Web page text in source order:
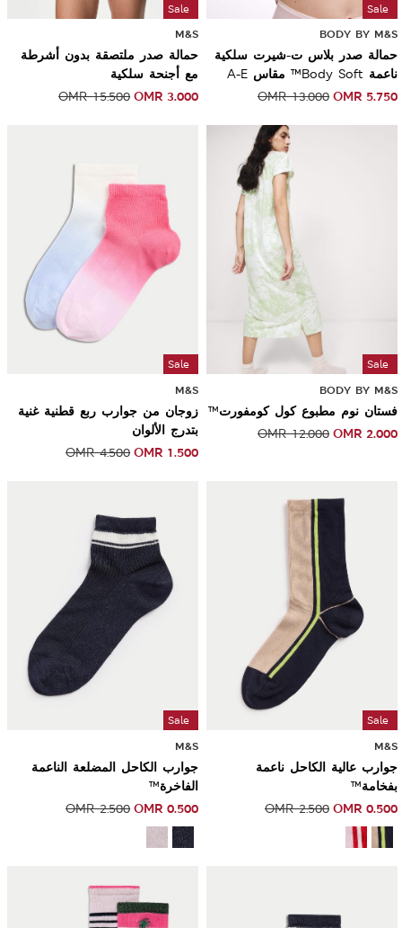
Sale
BODY BY M&S
حمالة صدر بلاس ت-شيرت سلكية
ناعمة Body Soft™ مقاس A-E
OMR 5.750
OMR13.000
Sale
M&S
حمالة صدر ملتصقة بدون أشرطة
مع أجنحة سلكية
OMR 3.000
OMR15.500
Sale
BODY BY M&S
فستان نوم مطبوع كول كومفورت™
OMR 2.000
OMR12.000
Sale
M&S
زوجان من جوارب ربع قطنية غنية
بتدرج الألوان
OMR 1.500
OMR4.500
Sale
M&S
جوارب عالية الكاحل ناعمة
بفخامة™
OMR 0.500
OMR2.500
Sale
M&S
جوارب الكاحل المضلعة الناعمة
الفاخرة™
OMR0.500
OMR2.500